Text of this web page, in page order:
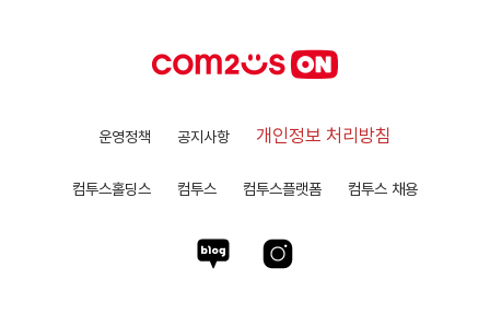
운영정책 공지사항 개인정보 처리방침
컴투스홀딩스 컴투스 컴투스플랫폼 컴투스 채용